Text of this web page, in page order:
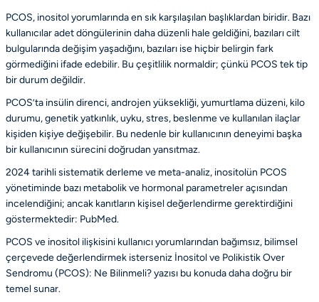
PCOS, inositol yorumlarında en sık karşılaşılan başlıklardan biridir. Bazı
kullanıcılar adet döngülerinin daha düzenli hale geldiğini, bazıları cilt
bulgularında değişim yaşadığını, bazıları ise hiçbir belirgin fark
görmediğini ifade edebilir. Bu çeşitlilik normaldir; çünkü PCOS tek tip
bir durum değildir.
PCOS’ta insülin direnci, androjen yüksekliği, yumurtlama düzeni, kilo
durumu, genetik yatkınlık, uyku, stres, beslenme ve kullanılan ilaçlar
kişiden kişiye değişebilir. Bu nedenle bir kullanıcının deneyimi başka
bir kullanıcının sürecini doğrudan yansıtmaz.
2024 tarihli sistematik derleme ve meta-analiz, inositolün PCOS
yönetiminde bazı metabolik ve hormonal parametreler açısından
incelendiğini; ancak kanıtların kişisel değerlendirme gerektirdiğini
göstermektedir: PubMed.
PCOS ve inositol ilişkisini kullanıcı yorumlarından bağımsız, bilimsel
çerçevede değerlendirmek isterseniz İnositol ve Polikistik Over
Sendromu (PCOS): Ne Bilinmeli?yazısı bu konuda daha doğru bir
temel sunar.